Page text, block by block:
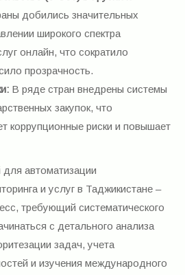
добились значительных
широкого спектра
онлайн, что сократило
прозрачность.
В ряде стран внедрены системы
закупок, что
коррупционные риски и повышает
автоматизации
и услуг в Таджикистане –
требующий систематического
с детального анализа
задач, учета
и изучения международного